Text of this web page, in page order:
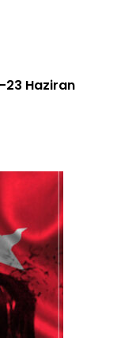
23 Haziran